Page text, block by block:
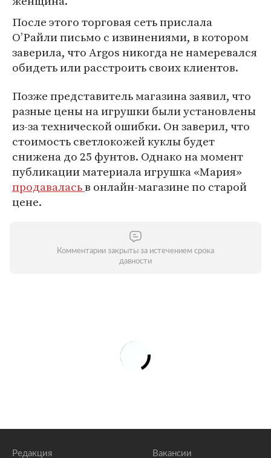
После этого торговая сеть прислала
О’Райли письмо с извинениями, в котором
заверила, что Argos никогда не намеревался
обидеть или расстроить своих клиентов.
Позже представитель магазина заявил, что
разные цены на игрушки были установлены
из-за технической ошибки. Он заверил, что
стоимость светлокожей куклы будет
снижена до 25 фунтов. Однако на момент
публикации материала игрушка «Мария»
продаваласьв онлайн-магазине по старой
цене.
Комментарии закрыты за истечением срока
давности
Редакция Вакансии